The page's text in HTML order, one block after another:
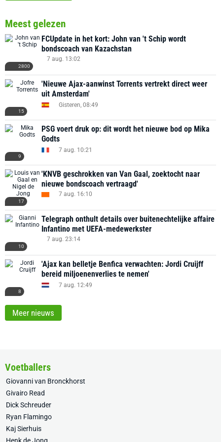
Meest gelezen
2800
FCUpdate in het kort: John van 't Schip wordt
bondscoach van Kazachstan
7 aug. 13:02
15
'Nieuwe Ajax-aanwinst Torrents vertrekt direct weer
uit Amsterdam'
Gisteren, 08:49
9
PSG voert druk op: dit wordt het nieuwe bod op Mika
Godts
7 aug. 10:21
17
'KNVB geschrokken van Van Gaal, zoektocht naar
nieuwe bondscoach vertraagd'
7 aug. 16:10
10
Telegraph onthult details over buitenechtelijke affaire
Infantino met UEFA-medewerkster
7 aug. 23:14
8
'Ajax kan belletje Benfica verwachten: Jordi Cruijff
bereid miljoenenverlies te nemen'
7 aug. 12:49
Meer nieuws
Voetballers
Giovanni van Bronckhorst
Givairo Read
Dick Schreuder
Ryan Flamingo
Kaj Sierhuis